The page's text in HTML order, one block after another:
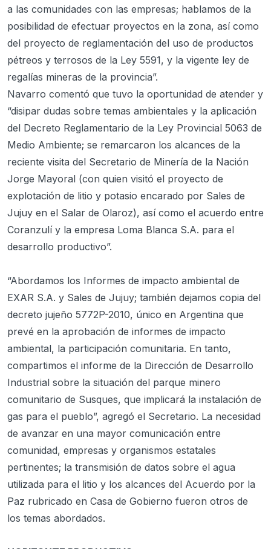
a las comunidades con las empresas; hablamos de la
posibilidad de efectuar proyectos en la zona, así como
del proyecto de reglamentación del uso de productos
pétreos y terrosos de la Ley 5591, y la vigente ley de
regalías mineras de la provincia”.
Navarro comentó que tuvo la oportunidad de atender y
“disipar dudas sobre temas ambientales y la aplicación
del Decreto Reglamentario de la Ley Provincial 5063 de
Medio Ambiente; se remarcaron los alcances de la
reciente visita del Secretario de Minería de la Nación
Jorge Mayoral (con quien visitó el proyecto de
explotación de litio y potasio encarado por Sales de
Jujuy en el Salar de Olaroz), así como el acuerdo entre
Coranzulí y la empresa Loma Blanca S.A. para el
desarrollo productivo”.
“Abordamos los Informes de impacto ambiental de
EXAR S.A. y Sales de Jujuy; también dejamos copia del
decreto jujeño 5772P-2010, único en Argentina que
prevé en la aprobación de informes de impacto
ambiental, la participación comunitaria. En tanto,
compartimos el informe de la Dirección de Desarrollo
Industrial sobre la situación del parque minero
comunitario de Susques, que implicará la instalación de
gas para el pueblo”, agregó el Secretario. La necesidad
de avanzar en una mayor comunicación entre
comunidad, empresas y organismos estatales
pertinentes; la transmisión de datos sobre el agua
utilizada para el litio y los alcances del Acuerdo por la
Paz rubricado en Casa de Gobierno fueron otros de
los temas abordados.